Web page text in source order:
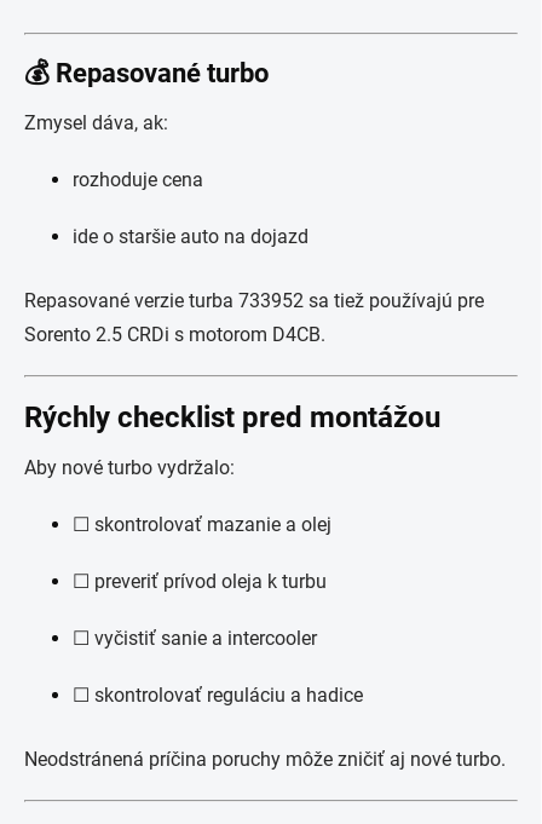
💰 Repasované turbo
Zmysel dáva, ak:
rozhoduje cena
ide o staršie auto na dojazd
Repasované verzie turba 733952 sa tiež používajú pre
Sorento 2.5 CRDi s motorom D4CB.
Rýchly checklist pred montážou
Aby nové turbo vydržalo:
☐ skontrolovať mazanie a olej
☐ preveriť prívod oleja k turbu
☐ vyčistiť sanie a intercooler
☐ skontrolovať reguláciu a hadice
Neodstránená príčina poruchy môže zničiť aj nové turbo.